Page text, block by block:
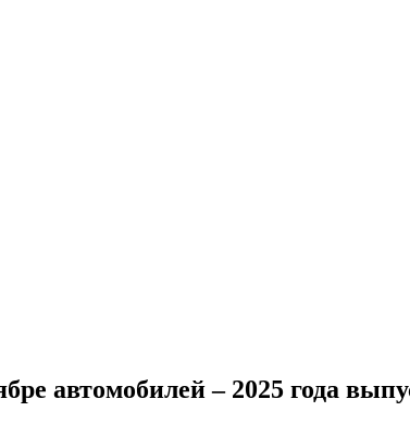
автомобилей – 2025 года